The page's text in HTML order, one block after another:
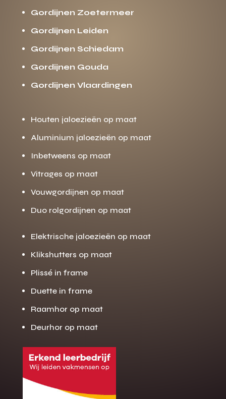
Gratis offerte
Gordijnen Zoetermeer
Gordijnen Leiden
Gordijnen Schiedam
Gordijnen Gouda
Gordijnen Vlaardingen
Houten jaloezieën op maat
Aluminium jaloezieën op maat
Inbetweens op maat
Vitrages op maat
Vouwgordijnen op maat
Duo rolgordijnen op maat
Elektrische jaloezieën op maat
Klikshutters op maat
Plissé in frame
Duette in frame
Raamhor op maat
Deurhor op maat